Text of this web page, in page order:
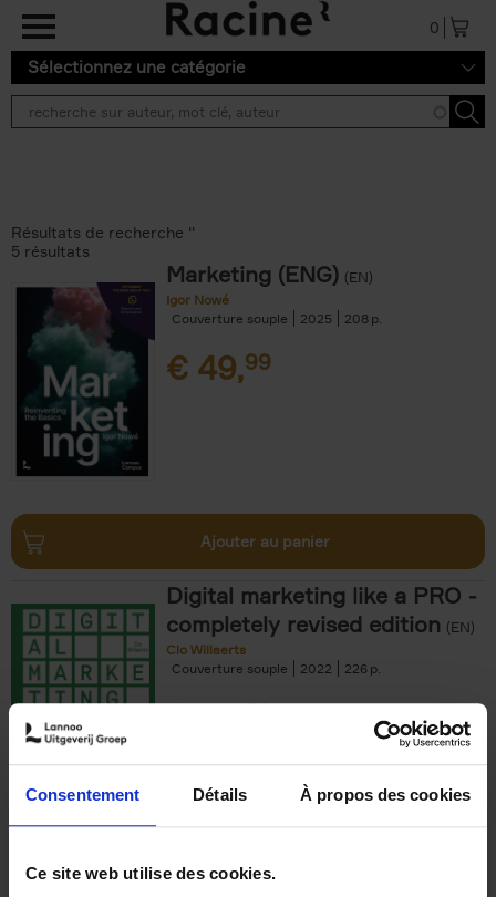
Consentement Détails À propos des cookies
Ce site web utilise des cookies.
Aller au contenu principal
0
Sélectionnez une catégorie
Résultats de recherche ''
5 résultats
Marketing (ENG) (EN)
Igor Nowé
Couverture souple
2025 208
€ 49,99
Ajouter au panier
Digital marketing like a PRO -
completely revised edition (EN)
Clo Willaerts
Couverture souple
2022 226
€35,50